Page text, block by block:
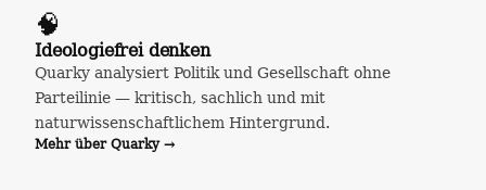
🧠
Ideologiefrei denken
Quarky analysiert Politik und Gesellschaft ohne
Parteilinie — kritisch, sachlich und mit
naturwissenschaftlichem Hintergrund.
Mehr über Quarky →